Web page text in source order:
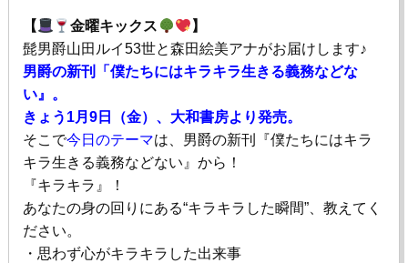
【 金曜キックス
】
髭男爵山田ルイ53世と森田絵美アナがお届けします♪
男爵の新刊「僕たちにはキラキラ生きる義務などな
い』。
きょう1月9日（金）、大和書房より発売。
そこで今日のテーマは、男爵の新刊『僕たちにはキラ
キラ生きる義務などない』から！
『キラキラ』！
あなたの身の回りにある“キラキラした瞬間”、教えてく
ださい。
・思わず心がキラキラした出来事